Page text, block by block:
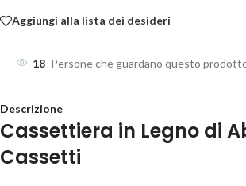
Aggiungi alla lista dei desideri
18 Persone che guardano questo
Descrizione
Cassettiera in Legno di
Cassetti